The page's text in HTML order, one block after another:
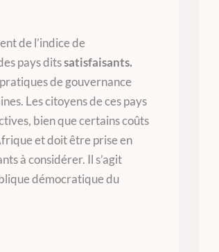
de l’indice de
pays ditssatisfaisants.
de gouvernance
Les citoyens de ces pays
bien que certains coûts
et doit être prise en
à considérer. Il s’agit
démocratique du